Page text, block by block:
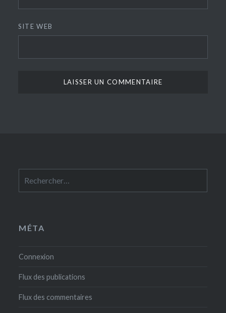
SITE WEB
MÉTA
Connexion
Flux des publications
Flux des commentaires